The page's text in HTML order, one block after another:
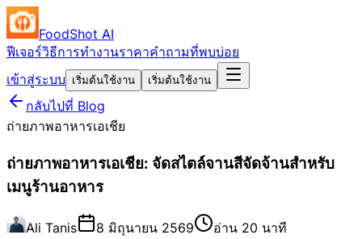
FoodShot AI
ฟีเจอร์วิธีการทำงานราคาคำถามที่พบบ่อย
เข้าสู่ระบบ
เริ่มต้นใช้งาน เริ่มต้นใช้งาน
กลับไปที่ Blog
ถ่ายภาพอาหารเอเชีย
ถ่ายภาพอาหารเอเชีย: จัดสไตล์จานสีจัดจ้านสำหรับ
เมนูร้านอาหาร
Ali Tanis 8 มิถุนายน 2569
อ่าน 20 นาที